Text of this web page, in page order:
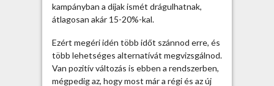
e
z
kampányban a díjak ismét drágulhatnak,
átlagosan akár 15-20%-kal.
Ezért megéri idén több időt szánnod erre, és
több lehetséges alternatívát megvizsgálnod.
Van pozitív változás is ebben a rendszerben,
mégpedig az, hogy most már a régi és az új